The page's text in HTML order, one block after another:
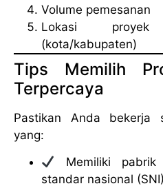
Volume pemesanan
Lokasi
(kota/kabupaten)
Tips Memilih
Terpercaya
Pastikan Anda bekerja
yang:
Memiliki
standar nasional (SNI)